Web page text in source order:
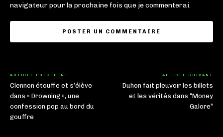
navigateur pour la prochaine fois que je commenterai.
ARTICLE PRÉCÉDENT
Clennon étouffe et s’élève
dans « Drowning », une
confession pop au bord du
gouffre
ARTICLE SUIVANT
Duhon fait pleuvoir les billets
et les vérités dans “Money
Galore”